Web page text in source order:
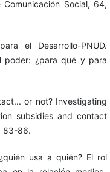
Social, 64,
el Desarrollo-PNUD.
poder: ¿para qué y para
or not? Investigating
subsidies and contact
83-86.
usa a quién? El rol